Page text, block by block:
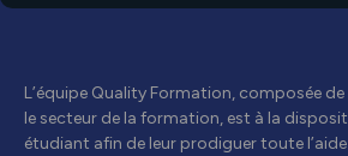
L’équipe Quality Formation, composée
le secteur de la formation, est à la
étudiant afin de leur prodiguer toute